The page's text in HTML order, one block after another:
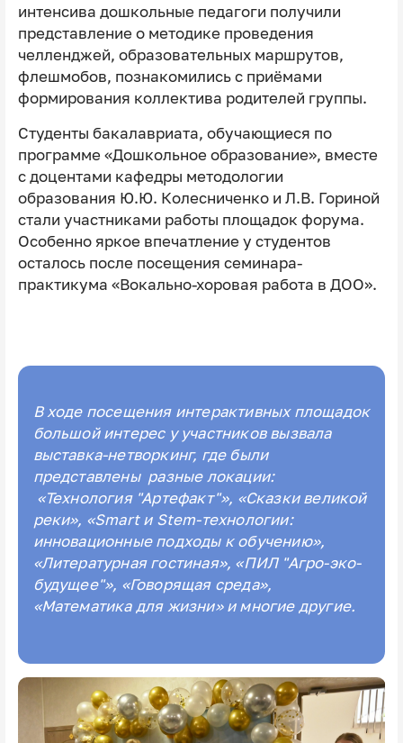
интенсива дошкольные педагоги получили
представление о методике проведения
челленджей, образовательных маршрутов,
флешмобов, познакомились с приёмами
формирования коллектива родителей группы.
Студенты бакалавриата, обучающиеся по
программе «Дошкольное образование», вместе
с доцентами кафедры методологии
образования Ю.Ю. Колесниченко и Л.В. Гориной
стали участниками работы площадок форума.
Особенно яркое впечатление у студентов
осталось после посещения семинара-
практикума «Вокально-хоровая работа в ДОО».
В ходе посещения интерактивных площадок
большой интерес у участников вызвала
выставка-нетворкинг, где были
представлены разные локации:
«Технология "Артефакт"», «Сказки великой
реки», «Smart и Stem-технологии:
инновационные подходы к обучению»,
«Литературная гостиная», «ПИЛ "Агро-эко-
будущее"», «Говорящая среда»,
«Математика для жизни» и многие другие.